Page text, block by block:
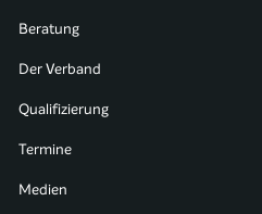
Beratung
Der Verband
Qualifizierung
Termine
Medien